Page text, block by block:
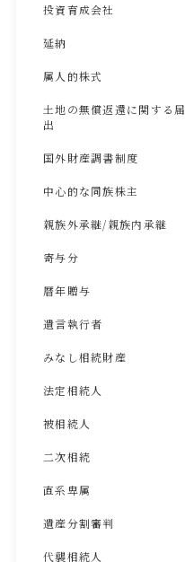
投資育成会社
延納
属人的株式
土地の無償返還に関する届
出
国外財産調書制度
中心的な同族株主
親族外承継/親族内承継
寄与分
暦年贈与
遺言執行者
みなし相続財産
法定相続人
被相続人
二次相続
直系卑属
遺産分割審判
代襲相続人